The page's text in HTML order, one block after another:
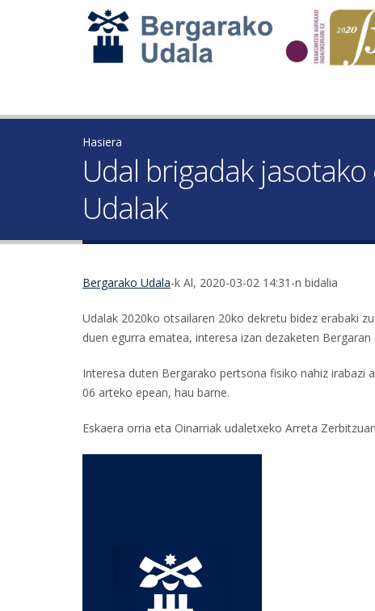
Hasiera
Udal brigadak
Udalak
Bergarako Udala-k Al, 2020-03-02 14:31-n bidalia
Udalak 2020ko otsailaren 20ko dekretu bidez erabaki
duen egurra ematea, interesa izan dezaketen
Interesa duten Bergarako pertsona fisiko nahiz irabazi
06 arteko epean, hau barne.
Eskaera orria eta Oinarriak udaletxeko Arreta